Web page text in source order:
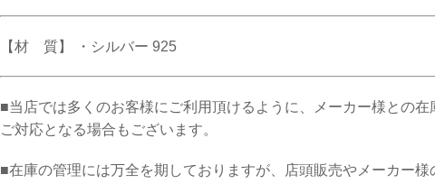
【材 質】 ・シルバー 925
■当店では多くのお客様にご利用頂けるように、メーカー様との
ご対応となる場合もございます。
■在庫の管理には万全を期しておりますが、店頭販売やメーカー